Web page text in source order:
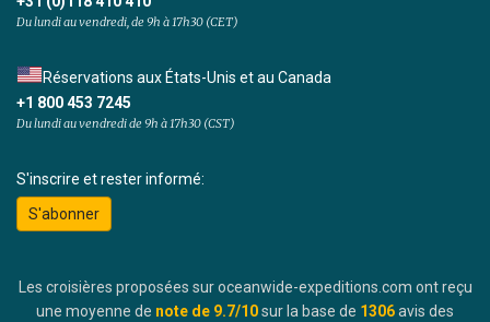
had a great time with a lot to do and to see. And verry
good food, served by a ferry friendly crew.
Du lundi au vendredi, de 9h à 17h30 (CET)
Réservations aux États-Unis et au Canada
+1 800 453 7245
Du lundi au vendredi de 9h à 17h30 (CST)
S'inscrire et rester informé:
S'abonner
Les croisières proposées sur oceanwide-expeditions.com ont reçu
une moyenne de note de 9.7/10sur la base de 1306avis des